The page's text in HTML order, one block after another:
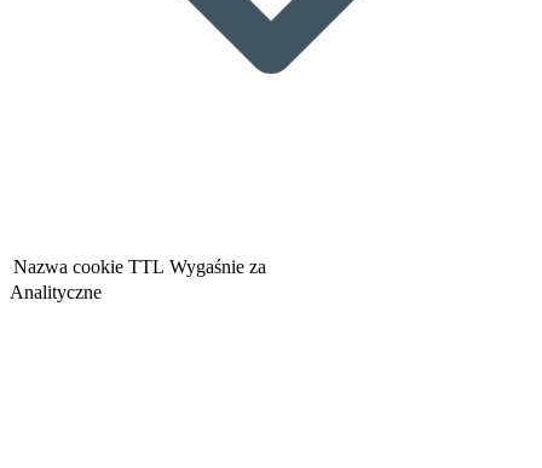
Nazwa cookie TTL Wygaśnie za
Analityczne